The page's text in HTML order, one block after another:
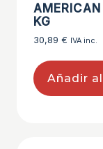
KG
30,89 € IVA inc.
Añadir